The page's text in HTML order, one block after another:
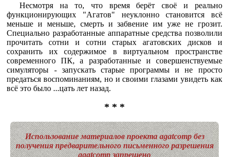
Несмотря на то, что время берёт своё и реально
функционирующих "Агатов" неуклонно становится всё
меньше и меньше, смерть и забвение им уже не грозит.
Специально разработанные аппаратные средства позволили
прочитать сотни и сотни старых агатовских дисков и
сохранить их содержимое в виртуальном пространстве
современного ПК, а разработанные и совершенствуемые
симуляторы - запускать старые программы и не просто
предаться воспоминаниям, но и своими глазами увидеть как
всё это было ...цать лет назад.
* * *
Использование материалов проекта agatcomp без
получения предварительного письменного разрешения
agatcomp запрещено